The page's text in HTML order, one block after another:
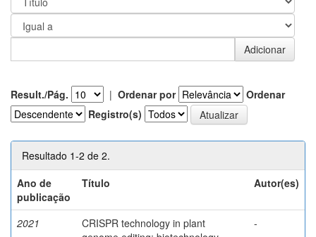
Result./Pág. | Ordenar por
Ordenar
Registro(s)
Resultado 1-2 de 2.
Ano de
publicação
Título Autor(es)
2021
CRISPR technology in plant
-